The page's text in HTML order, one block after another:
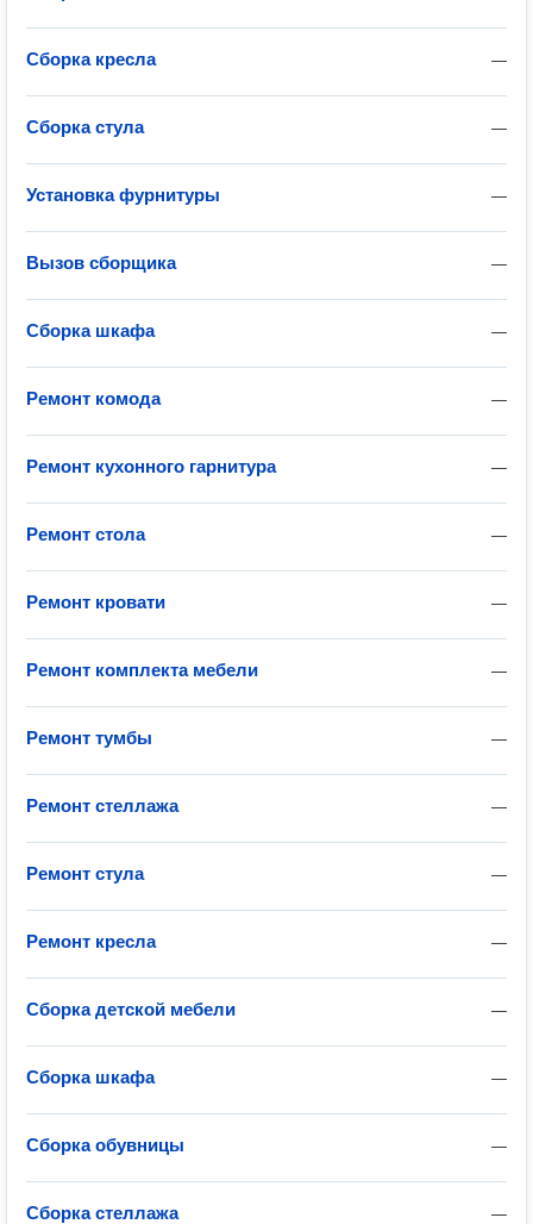
—
Сборка кресла
—
Сборка стула
—
Установка фурнитуры
—
Вызов сборщика
—
Сборка шкафа
—
Ремонт комода
—
Ремонт кухонного гарнитура
—
Ремонт стола
—
Ремонт кровати
—
Ремонт комплекта мебели
—
Ремонт тумбы
—
Ремонт стеллажа
—
Ремонт стула
—
Ремонт кресла
—
Сборка детской мебели
—
Сборка шкафа
—
Сборка обувницы
—
Сборка стеллажа